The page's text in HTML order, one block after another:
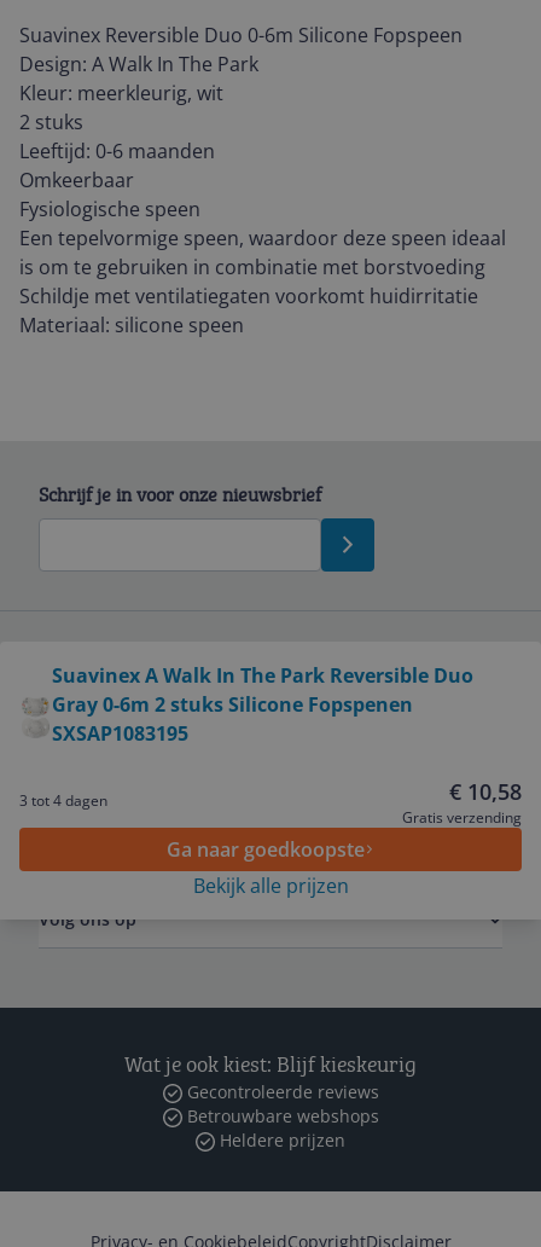
Suavinex Reversible Duo 0-6m Silicone Fopspeen
Design: A Walk In The Park
Kleur: meerkleurig, wit
2 stuks
Leeftijd: 0-6 maanden
Omkeerbaar
Fysiologische speen
Een tepelvormige speen, waardoor deze speen ideaal
is om te gebruiken in combinatie met borstvoeding
Schildje met ventilatiegaten voorkomt huidirritatie
Materiaal: silicone speen
Suavinex A Walk In The Park Reversible Duo
Gray 0-6m 2 stuks Silicone Fopspenen
SXSAP1083195
3 tot 4 dagen € 10,58
Gratis verzending
Ga naar goedkoopste
Bekijk alle prijzen
Schrijf je in voor onze nieuwsbrief
Service
Volg ons op
Wat je ook kiest: Blijf kieskeurig
Gecontroleerde reviews
Betrouwbare webshops
Heldere prijzen
Privacy- en CookiebeleidCopyrightDisclaimer